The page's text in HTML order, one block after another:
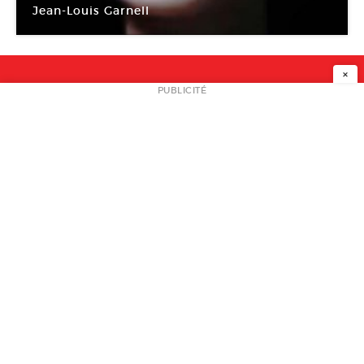
Jean-Louis Garnell
Centre Photographique Marseille
NEWSLETTER
×
PUBLICITÉ